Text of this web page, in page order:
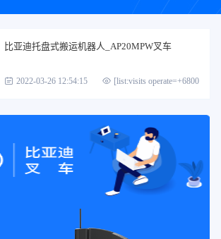
比亚迪托盘式搬运机器人_AP20MPW叉车
2022-03-26 12:54:15 [list:visits operate=+6800]